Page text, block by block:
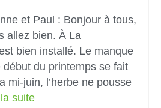
et Paul : Bonjour à tous,
allez bien. À La
bien installé. Le manque
du printemps se fait
mi-juin, l’herbe ne pousse
suite­­